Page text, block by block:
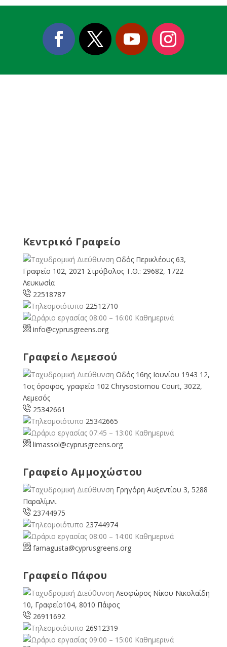
Κεντρικό Γραφείο
Οδός Περικλέους 63,
Γραφείο 102, 2021 Στρόβολος Τ.Θ.: 29682, 1722
Λευκωσία
22518787
22512710
08:00 – 16:00 Καθημερινά
info@cyprusgreens.org
Γραφείο Λεμεσού
Οδός 16ης Ιουνίου 1943 12,
1ος όροφος, γραφείο 102 Chrysostomou Court, 3022,
Λεμεσός
25342661
25342665
07:45 – 13:00 Καθημερινά
limassol@cyprusgreens.org
Γραφείο Αμμοχώστου
Γρηγόρη Αυξεντίου 3, 5288
Παραλίμνι
23744975
23744974
08:00 – 14:00 Καθημερινά
famagusta@cyprusgreens.org
Γραφείο Πάφου
Λεοφώρος Νίκου Νικολαίδη
10, Γραφείο104, 8010 Πάφος
26911692
26912319
09:00 – 15:00 Καθημερινά